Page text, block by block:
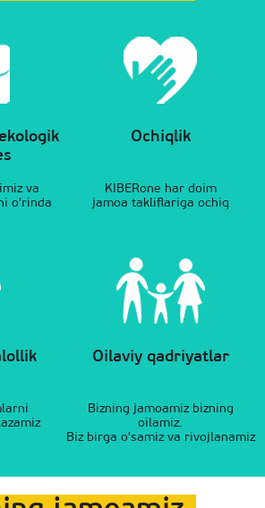
va
o'rinda
Ochiqlik
KIBERone har doim
jamoa takliflariga ochiq
Oilaviy qadriyatlar
Bizning jamoamiz bizning
oilamiz.
Biz birga o'samiz va rivojlanamiz